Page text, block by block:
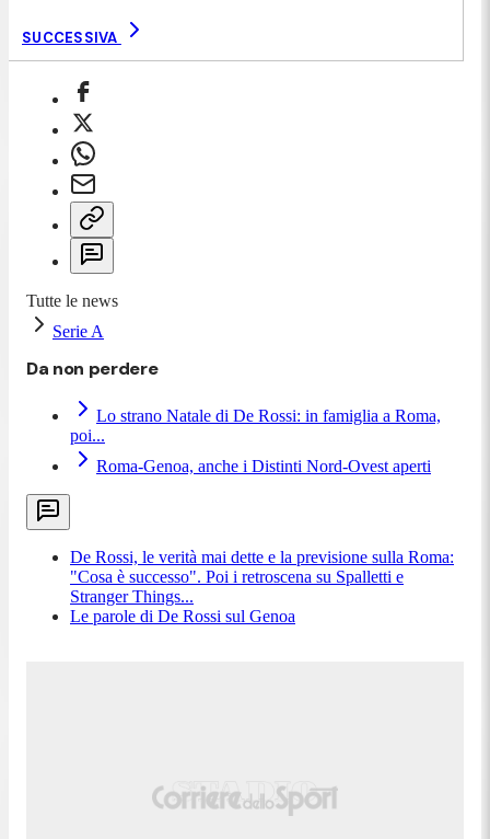
SUCCESSIVA
Tutte le news
Serie A
Da non perdere
Lo strano Natale di De Rossi: in famiglia a Roma,
poi...
Roma-Genoa, anche i Distinti Nord-Ovest aperti
De Rossi, le verità mai dette e la previsione sulla Roma:
"Cosa è successo". Poi i retroscena su Spalletti e
Stranger Things...
Le parole di De Rossi sul Genoa